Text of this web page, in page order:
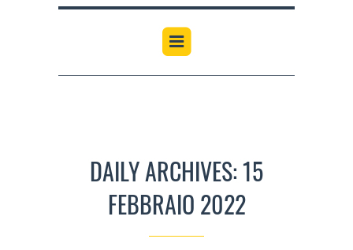
DAILY ARCHIVES: 15
FEBBRAIO 2022